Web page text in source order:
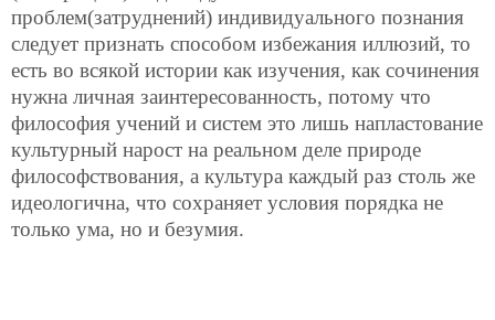
проблем(затруднений) индивидуального познания
следует признать способом избежания иллюзий, то
есть во всякой истории как изучения, как сочинения
нужна личная заинтересованность, потому что
философия учений и систем это лишь напластование
культурный нарост на реальном деле природе
философствования, а культура каждый раз столь же
идеологична, что сохраняет условия порядка не
только ума, но и безумия.